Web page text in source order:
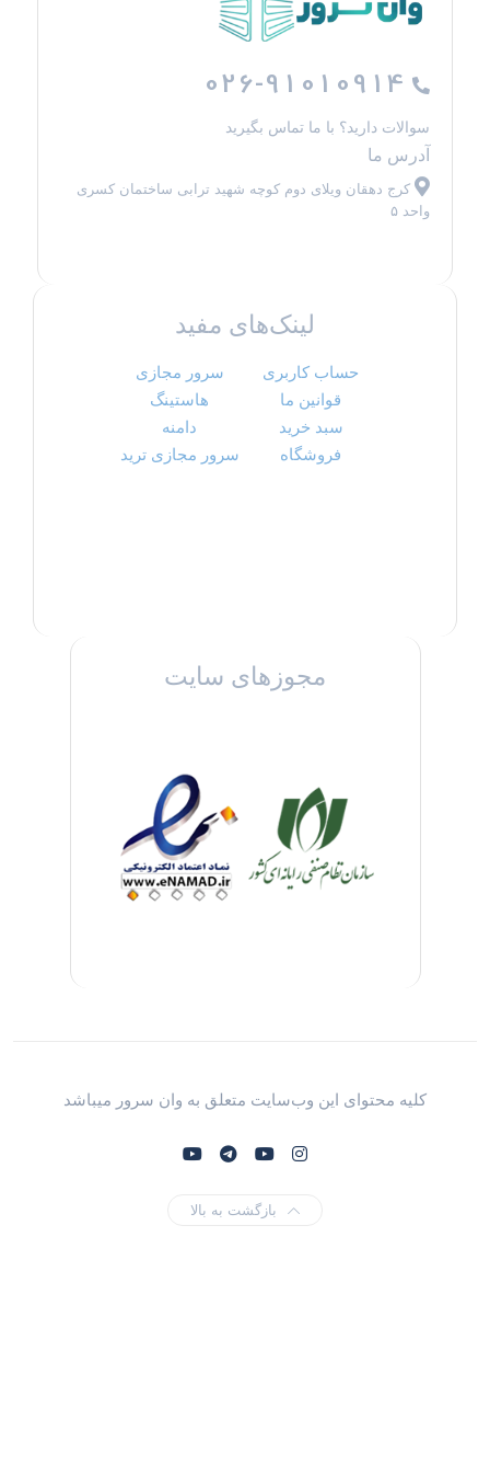
026-91010914
سوالات دارید؟ با ما تماس بگیرید
آدرس ما
کرج دهقان ویلای دوم کوچه شهید ترابی ساختمان کسری
واحد ۵
لینک‌های مفید
حساب کاربری
قوانین ما
سبد خرید
فروشگاه
سرور مجازی
هاستینگ
دامنه
سرور مجازی ترید
مجوزهای سایت
کلیه محتوای این وب‌سایت متعلق به وان سرور میباشد
بازگشت به بالا